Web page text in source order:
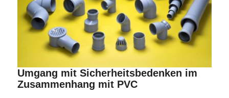
Umgang mit Sicherheitsbedenken im
Zusammenhang mit PVC